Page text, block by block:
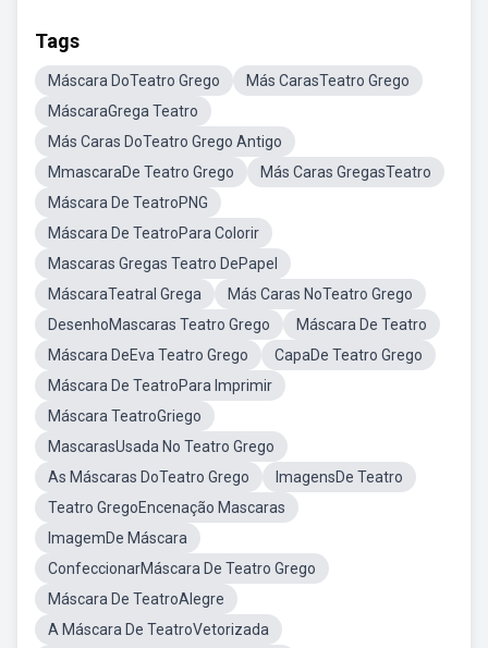
Tags
Máscara DoTeatro Grego
Más CarasTeatro Grego
MáscaraGrega Teatro
Más Caras DoTeatro Grego Antigo
MmascaraDe Teatro Grego
Más Caras GregasTeatro
Máscara De TeatroPNG
Máscara De TeatroPara Colorir
Mascaras Gregas Teatro DePapel
MáscaraTeatral Grega
Más Caras NoTeatro Grego
DesenhoMascaras Teatro Grego
Máscara De Teatro
Máscara DeEva Teatro Grego
CapaDe Teatro Grego
Máscara De TeatroPara Imprimir
Máscara TeatroGriego
MascarasUsada No Teatro Grego
As Máscaras DoTeatro Grego
ImagensDe Teatro
Teatro GregoEncenação Mascaras
ImagemDe Máscara
ConfeccionarMáscara De Teatro Grego
Máscara De TeatroAlegre
A Máscara De TeatroVetorizada